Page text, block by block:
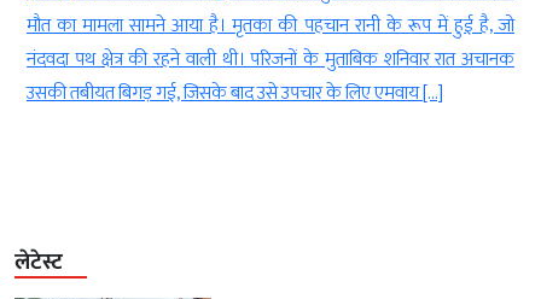
मौत का मामला सामने आया है। मृतका की पहचान रानी के रूप में हुई है, जो
नंदवदा पथ क्षेत्र की रहने वाली थी। परिजनों के मुताबिक शनिवार रात अचानक
उसकी तबीयत बिगड़ गई, जिसके बाद उसे उपचार के लिए एमवाय […]
लेटेस्ट